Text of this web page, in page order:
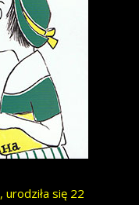
, urodziła się 22